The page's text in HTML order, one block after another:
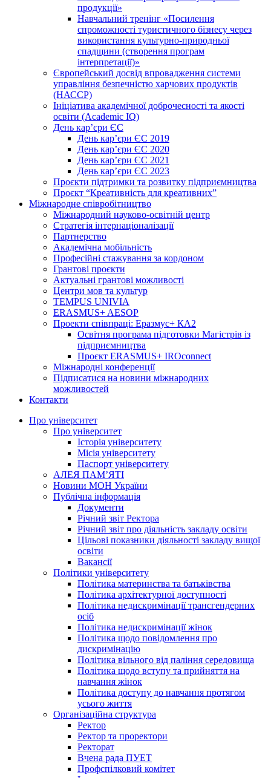
продукції»
Навчальний тренінг «Посилення
спроможності туристичного бізнесу через
використання культурно-природньої
спадщини (створення програм
інтерпретації)»
Європейський досвід впровадження системи
управління безпечністю харчових продуктів
(НАССР)
Ініціатива академічної доброчесності та якості
освіти (Academic IQ)
День кар’єри ЄС
День кар’єри ЄС 2019
День кар’єри ЄС 2020
День кар’єри ЄС 2021
День кар’єри ЄС 2023
Проєкти підтримки та розвитку підприємництва
Проєкт “Креативність для креативних”
Міжнародне співробітництво
Міжнародний науково-освітній центр
Стратегія інтернаціоналізації
Партнерство
Академічна мобільність
Професійні стажування за кордоном
Грантові проєкти
Актуальні грантові можливості
Центри мов та культур
TEMPUS UNIVIA
ERASMUS+ AESOP
Проекти співпраці: Еразмус+ КА2
Освітня програма підготовки Магістрів із
підприємництва
Проєкт ERASMUS+ IROconnect
Міжнародні конференції
Підписатися на новини міжнародних
можливостей
Контакти
Про університет
Про університет
Історія університету
Місія університету
Паспорт університету
АЛЕЯ ПАМ’ЯТІ
Новини МОН України
Публічна інформація
Документи
Річний звіт Ректора
Річний звіт про діяльність закладу освіти
Цільові показники діяльності закладу вищої
освіти
Вакансії
Політики університету
Політика материнства та батьківства
Політика архітектурної доступності
Політика недискримінації трансгендерних
осіб
Політика недискримінації жінок
Політика щодо повідомлення про
дискримінацію
Політика вільного від паління середовища
Політика щодо вступу та прийняття на
навчання жінок
Політика доступу до навчання протягом
усього життя
Організаційна структура
Ректор
Ректор та проректори
Ректорат
Вчена рада ПУЕТ
Профспілковий комітет